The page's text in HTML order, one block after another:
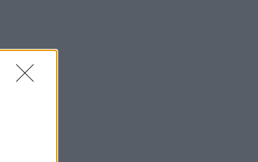
Υπόθεση Marfin: Έφθασε στην Ελλάδα
η 46χρονη κατηγορούμενη για
εμπρησμό